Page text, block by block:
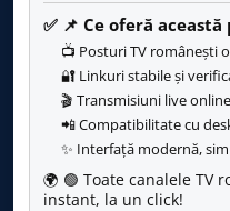
✅ 📌 Ce oferă această
📺 Posturi TV românești
🔐 Linkuri stabile și
🎬 Transmisiuni live
📲 Compatibilitate cu
✨ Interfață modernă,
🌍 🟢 Toate canalele TV
instant, la un click!